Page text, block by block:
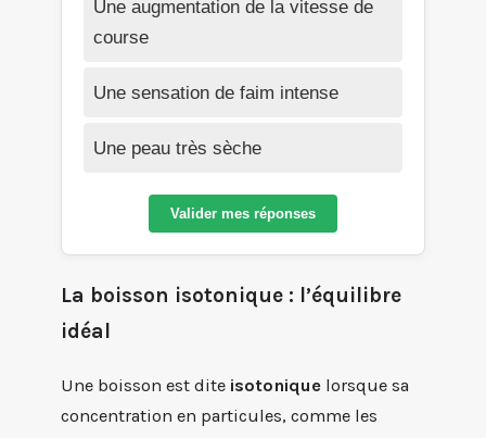
Une augmentation de la vitesse de
course
Une sensation de faim intense
Une peau très sèche
Valider mes réponses
La boisson isotonique : l’équilibre
idéal
Une boisson est dite isotonique lorsque sa
concentration en particules, comme les